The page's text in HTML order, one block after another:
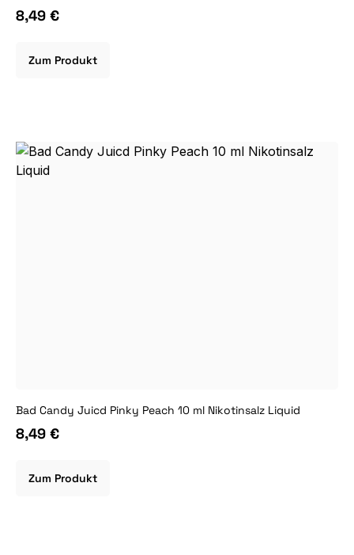
8,49 €
Zum Produkt
Bad Candy Juicd Pinky Peach 10 ml Nikotinsalz Liquid
8,49 €
Zum Produkt